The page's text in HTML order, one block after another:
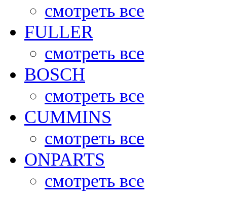
смотреть все
FULLER
смотреть все
BOSCH
смотреть все
CUMMINS
смотреть все
ONPARTS
смотреть все